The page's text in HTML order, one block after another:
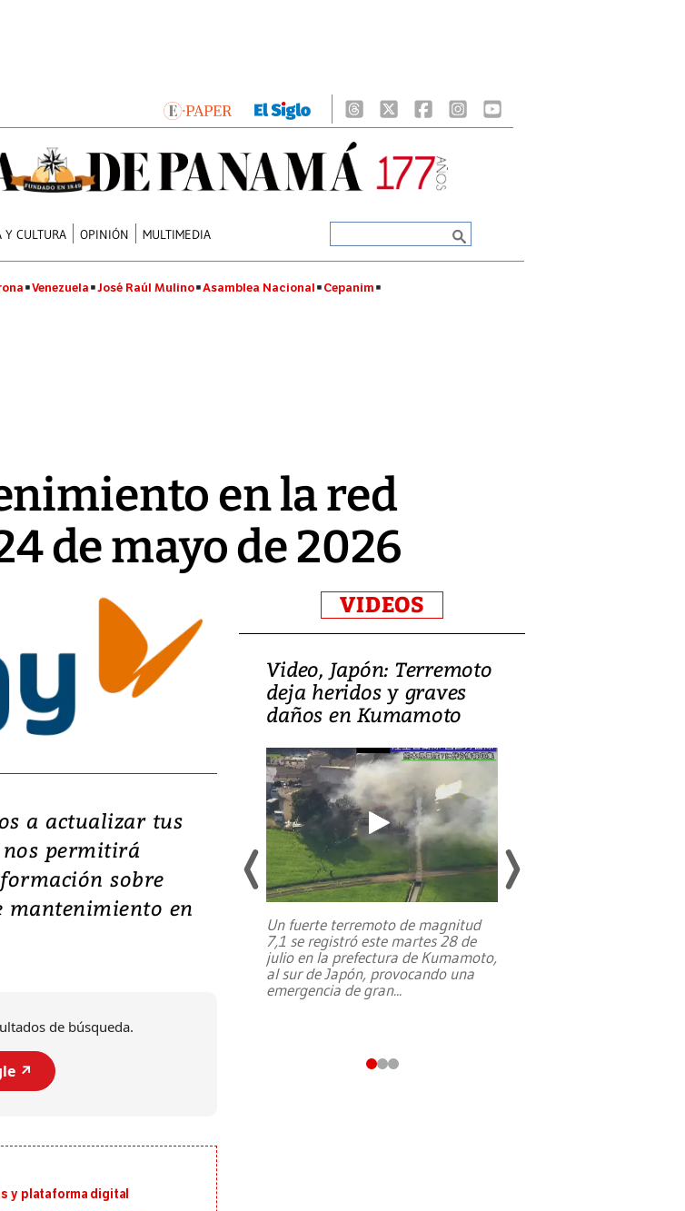
Y CULTURA OPINIÓN MULTIMEDIA
Venezuela José Raúl Mulino Asamblea Nacional Cepanim
en la red
de mayo de 2026
a actualizar tus
nos permitirá
sobre
mantenimiento en
de búsqueda.
↗️
y plataforma digital
VIDEOS
Carbonell,
de la Lotería:
a ser más
tengan fe
Video, Japón: Terremoto
deja heridos y graves
daños en Kumamoto
Un fuerte terremoto de magnitud
7,1 se registró este martes 28 de
julio en la prefectura de Kumamoto,
al sur de Japón, provocando una
emergencia de gran...